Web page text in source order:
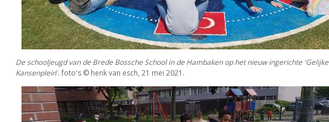
De schooljeugd van de Brede Bossche School in de Hambaken op het nieuw ingerichte 'Gelijke
Kansenplein'. foto's © henk van esch, 21 mei 2021.